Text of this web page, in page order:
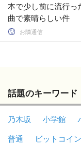
本で少し前に流行っ
曲で素晴らしい件
お隣通信
話題のキーワード
乃木坂 小学館
普通
ビットコイン